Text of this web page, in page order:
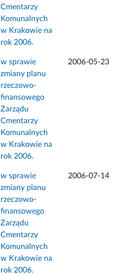
Cmentarzy
Komunalnych
w Krakowie na
rok 2006.
w sprawie
zmiany planu
rzeczowo-
finansowego
Zarządu
Cmentarzy
Komunalnych
w Krakowie na
rok 2006.
2006-05-23
w sprawie
zmiany planu
rzeczowo-
finansowego
Zarządu
Cmentarzy
Komunalnych
w Krakowie na
rok 2006.
2006-07-14